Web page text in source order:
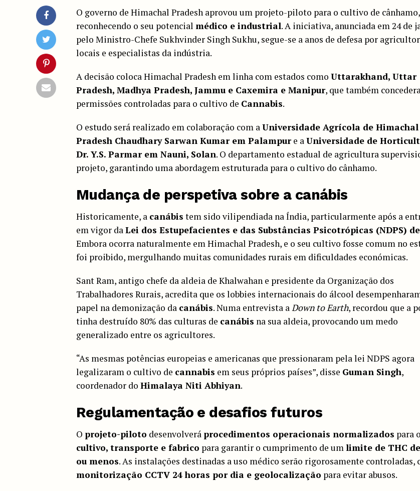
O governo de Himachal Pradesh aprovou um projeto-piloto para o cultivo de cânhamo,
reconhecendo o seu potencial médico e industrial. A iniciativa, anunciada em 24 de
pelo Ministro-Chefe Sukhvinder Singh Sukhu, segue-se a anos de defesa por
locais e especialistas da indústria.
A decisão coloca Himachal Pradesh em linha com estados como Uttarakhand, Uttar
Pradesh, Madhya Pradesh, Jammu e Caxemira e Manipur, que também
permissões controladas para o cultivo de Cannabis.
O estudo será realizado em colaboração com a Universidade Agrícola de Himachal
Pradesh Chaudhary Sarwan Kumar em Palampure a Universidade de
Dr. Y.S. Parmar em Nauni, Solan. O departamento estadual de agricultura
projeto, garantindo uma abordagem estruturada para o cultivo do cânhamo.
Mudança de perspetiva sobre a canábis
Historicamente, a canábis tem sido vilipendiada na Índia, particularmente após a
em vigor da Lei dos Estupefacientes e das Substâncias Psicotrópicas (NDPS)
Embora ocorra naturalmente em Himachal Pradesh, e o seu cultivo fosse comum no
foi proibido, mergulhando muitas comunidades rurais em dificuldades económicas.
Sant Ram, antigo chefe da aldeia de Khalwahan e presidente da Organização dos
Trabalhadores Rurais, acredita que os lobbies internacionais do álcool
papel na demonização da canábis. Numa entrevista a Down to Earth, recordou que a
tinha destruído 80% das culturas de canábis na sua aldeia, provocando um medo
generalizado entre os agricultores.
“As mesmas potências europeias e americanas que pressionaram pela lei NDPS agora
legalizaram o cultivo de cannabis em seus próprios países”, disse Guman Singh,
coordenador do Himalaya Niti Abhiyan.
Regulamentação e desafios futuros
O projeto-piloto desenvolverá procedimentos operacionais normalizados para o
cultivo, transporte e fabrico para garantir o cumprimento de um limite de THC
ou menos. As instalações destinadas a uso médico serão rigorosamente controladas,
monitorização CCTV 24 horas por dia e geolocalização para evitar abusos.